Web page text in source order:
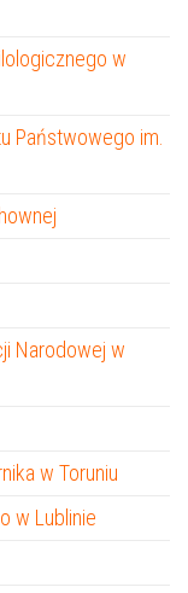
w
Państwowego im.
Narodowej w
w Toruniu
w Lublinie